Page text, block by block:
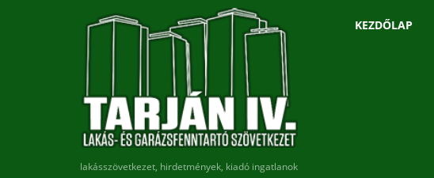
lakásszövetkezet, hirdetmények, kiadó ingatlanok
KEZDŐLAP